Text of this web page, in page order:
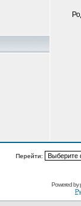
Перейти:
Powered by